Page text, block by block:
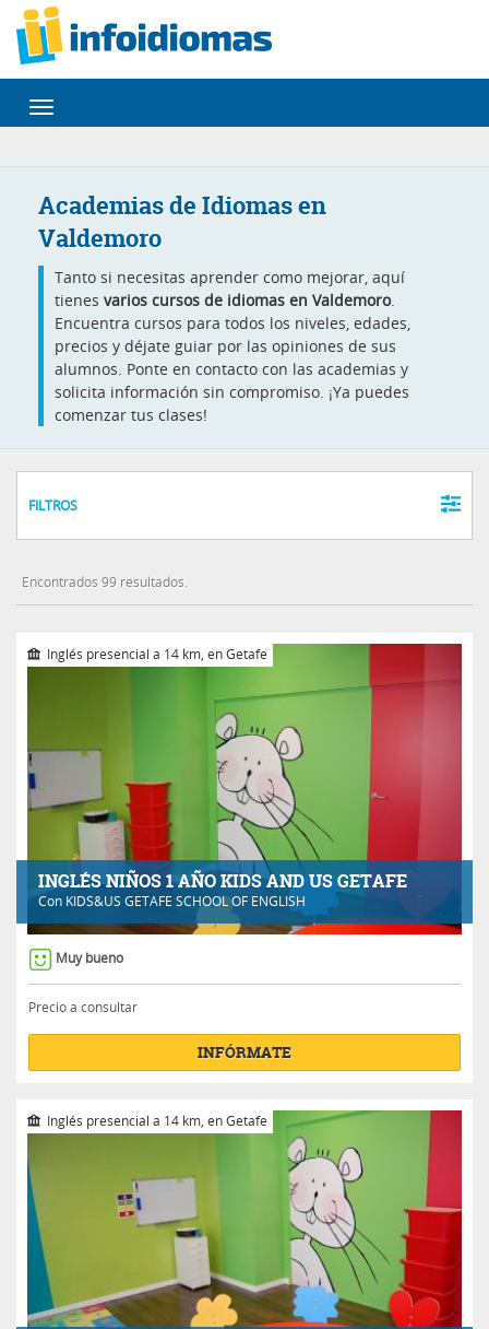
Desplegar
navegación
Academias de Idiomas en
Valdemoro
Tanto si necesitas aprender como mejorar, aquí
tienes varios cursos de idiomas en Valdemoro.
Encuentra cursos para todos los niveles, edades,
precios y déjate guiar por las opiniones de sus
alumnos. Ponte en contacto con las academias y
solicita información sin compromiso. ¡Ya puedes
comenzar tus clases!
FILTROS
Encontrados 99 resultados.
INGLÉS NIÑOS 1 AÑO KIDS AND US GETAFE
Con KIDS&US GETAFE SCHOOL OF ENGLISH
Inglés presencial a 14 km, en Getafe
Muy bueno
Precio a consultar
INFÓRMATE
Inglés presencial a 14 km, en Getafe